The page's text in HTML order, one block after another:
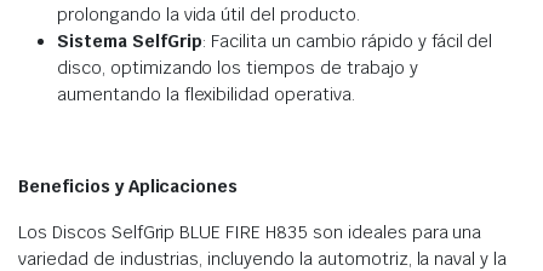
prolongando la vida útil del producto.
Sistema SelfGrip: Facilita un cambio rápido y fácil del
disco, optimizando los tiempos de trabajo y
aumentando la flexibilidad operativa.
Beneficios y Aplicaciones
Los Discos SelfGrip BLUE FIRE H835 son ideales para una
variedad de industrias, incluyendo la automotriz, la naval y la